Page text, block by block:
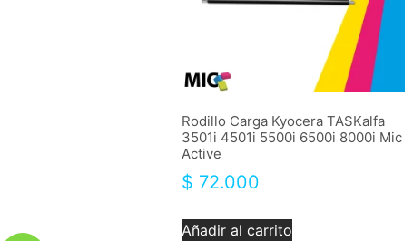
Rodillo Carga Kyocera TASKalfa
3501i 4501i 5500i 6500i 8000i Mic
Active
$ 72.000
Añadir al carrito